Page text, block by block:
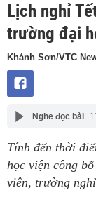
Lịch nghỉ
trường đại
Khánh Sơn/VTC
Nghe đọc bài
Tính đến thời
học viện công
viên, trường